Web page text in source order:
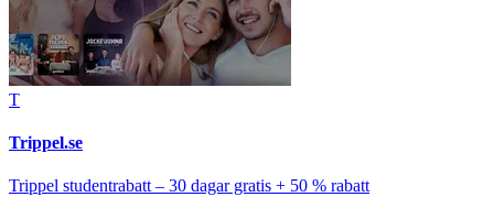
T
Trippel.se
Trippel studentrabatt – 30 dagar gratis + 50 % rabatt